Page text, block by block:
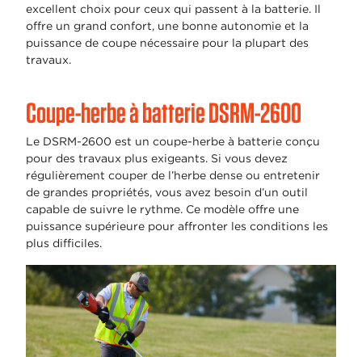
excellent choix pour ceux qui passent à la batterie. Il
offre un grand confort, une bonne autonomie et la
puissance de coupe nécessaire pour la plupart des
travaux.
Coupe-herbe à batterie DSRM-2600
Le DSRM-2600 est un coupe-herbe à batterie conçu
pour des travaux plus exigeants. Si vous devez
régulièrement couper de l’herbe dense ou entretenir
de grandes propriétés, vous avez besoin d’un outil
capable de suivre le rythme. Ce modèle offre une
puissance supérieure pour affronter les conditions les
plus difficiles.